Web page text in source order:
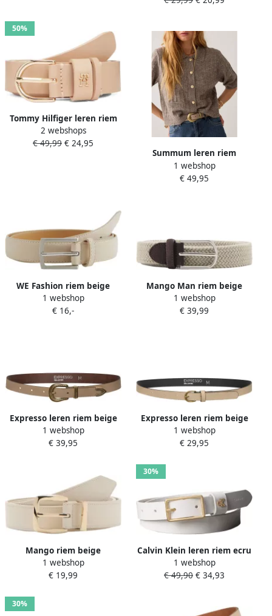
50%
Tommy Hilfiger leren riem
Essential Effortless beige
2 webshops
€ 49,99 € 24,95
Summum leren riem
Western beige
1 webshop
€ 49,95
WE Fashion riem beige
1 webshop
€ 16,-
Mango Man riem beige
1 webshop
€ 39,99
Expresso leren riem beige
1 webshop
€ 39,95
Expresso leren riem beige
1 webshop
€ 29,95
Mango riem beige
1 webshop
€ 19,99
30%
Calvin Klein leren riem ecru
1 webshop
€ 49,90 € 34,93
30%